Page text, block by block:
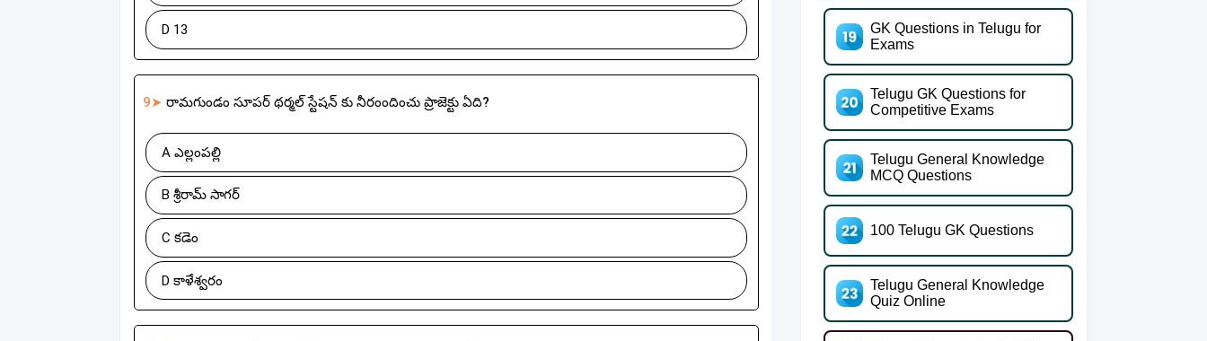
D 13
9➤ రామగుండం సూపర్ థర్మల్ స్టేషన్ కు నీరంందించు ప్రాజెక్టు ఏది?
A ఎల్లంపల్లి
B శ్రీరామ్ సాగర్
C కడెం
D కాళేశ్వరం
GK Questions in Telugu for
Exams
Telugu GK Questions for
Competitive Exams
Telugu General Knowledge
MCQ Questions
100 Telugu GK Questions
Telugu General Knowledge
Quiz Online